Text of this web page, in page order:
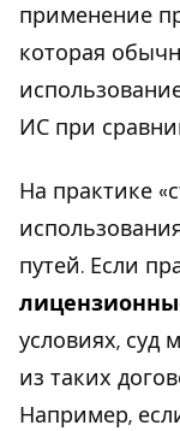
применение
которая
ИС при
На практике
путей. Если
условиях, суд
из таких
Например,